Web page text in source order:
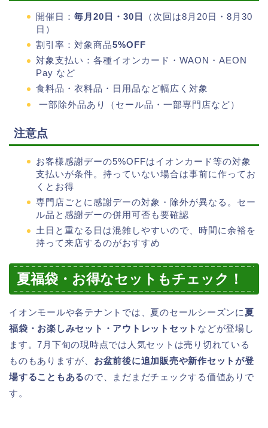
開催日： 毎月20日・30日
（次回は8月20日・8月30
日）
割引率：対象商品5%OFF
対象支払い：各種イオンカード・WAON・AEON
Pay など
食料品・衣料品・日用品など幅広く対象
一部除外品あり（セール品・一部専門店など）
注意点
お客様感謝デーの5%OFFはイオンカード等の対象
支払いが条件。持っていない場合は事前に作ってお
くとお得
専門店ごとに感謝デーの対象・除外が異なる。セー
ル品と感謝デーの併用可否も要確認
土日と重なる日は混雑しやすいので、時間に余裕を
持って来店するのがおすすめ
夏福袋・お得なセットもチェック！
イオンモールや各テナントでは、夏のセールシーズンに夏
福袋・お楽しみセット・アウトレットセット などが登場し
ます。7月下旬の現時点では人気セットは売り切れている
ものもありますが、 お盆前後に追加販売や新作セットが登
場することもあるので、まだまだチェックする価値ありで
す。